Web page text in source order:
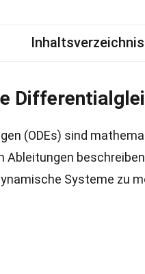
Inhaltsverzeichnis
(ODEs) sind
Ableitungen
Systeme zu